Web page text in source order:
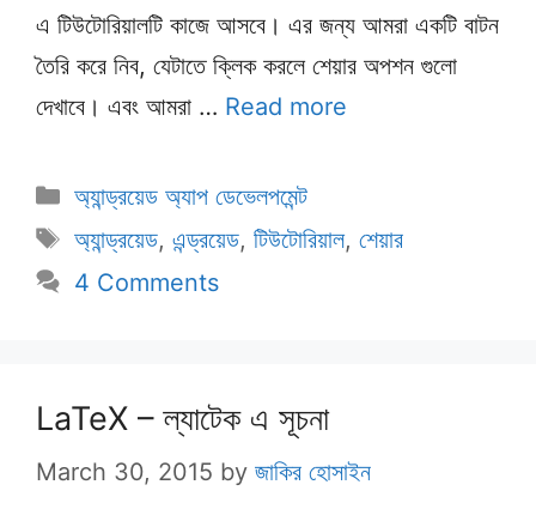
এ টিউটোরিয়ালটি কাজে আসবে। এর জন্য আমরা একটি বাটন
তৈরি করে নিব, যেটাতে ক্লিক করলে শেয়ার অপশন গুলো
দেখাবে। এবং আমরা … Read more
Categories
অ্যান্ড্রয়েড অ্যাপ ডেভেলপমেন্ট
Tags
অ্যান্ড্রয়েড, এন্ড্রয়েড, টিউটোরিয়াল, শেয়ার
4 Comments
LaTeX – ল্যাটেক এ সূচনা
March 30, 2015 by জাকির হোসাইন